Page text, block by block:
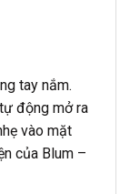
tay nắm.
động mở ra
vào mặt
của Blum –